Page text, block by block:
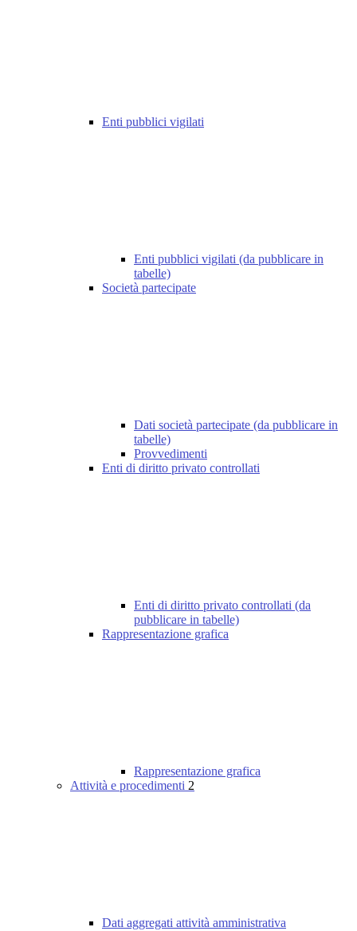
Enti pubblici vigilati
Enti pubblici vigilati (da pubblicare in
tabelle)
Società partecipate
Dati società partecipate (da pubblicare in
tabelle)
Provvedimenti
Enti di diritto privato controllati
Enti di diritto privato controllati (da
pubblicare in tabelle)
Rappresentazione grafica
Rappresentazione grafica
Attività e procedimenti 2
Dati aggregati attività amministrativa